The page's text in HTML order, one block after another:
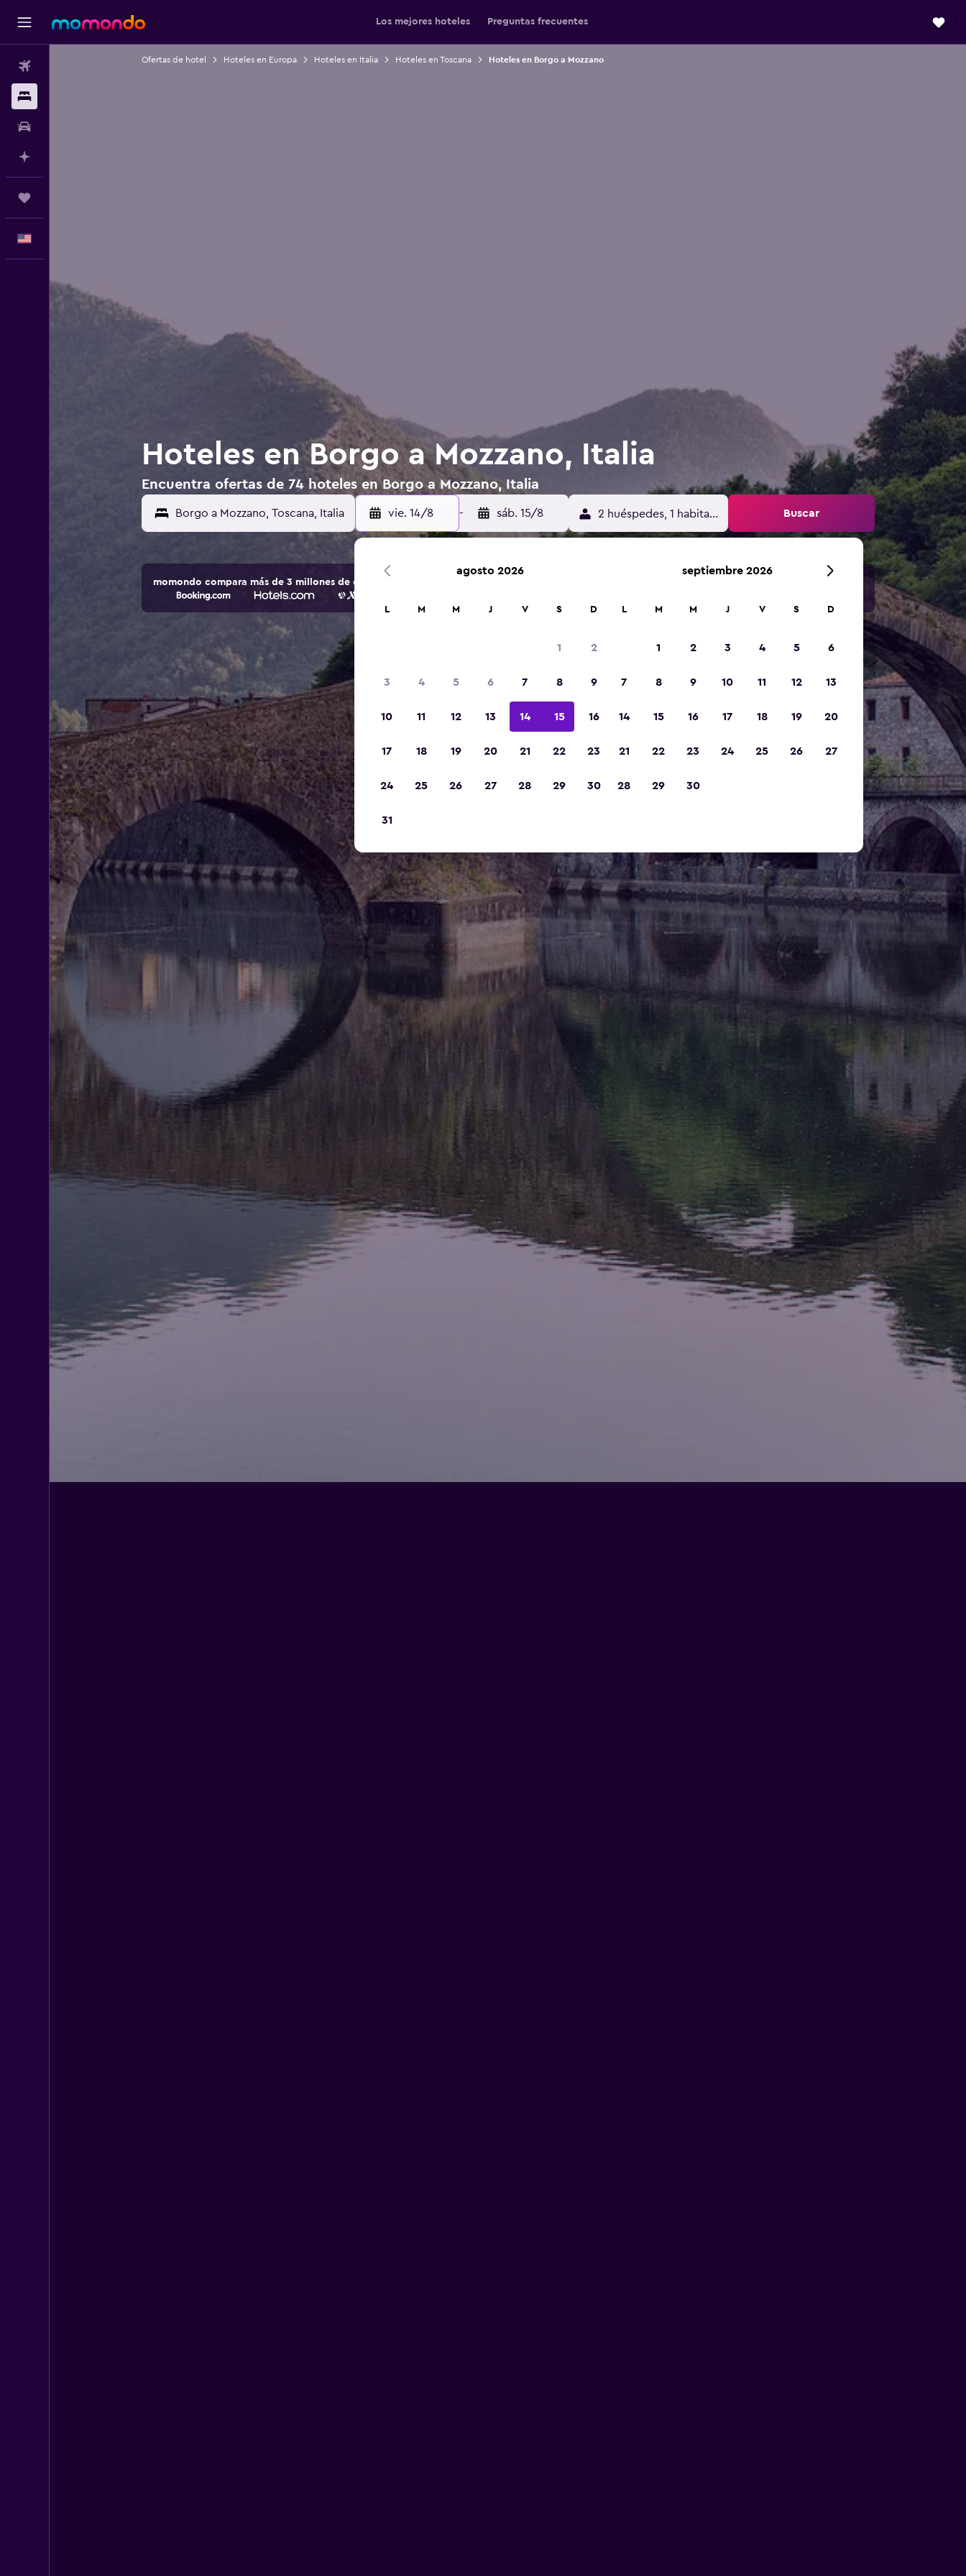
Los mejores hoteles Preguntas frecuentes
Ofertas de hotel Hoteles en Europa Hoteles en Italia Hoteles en Toscana Hoteles en Borgo a Mozzano
Hoteles en Borgo a Mozzano, Italia
Encuentra ofertas de 74 hoteles en Borgo a Mozzano, Italia
vie. 14/8 - sáb. 15/8 2 huéspedes, 1 habitación Buscar
momondo compara más de 3 millones de opciones de hoteles y alojamientos.
agosto 2026
L M M J V S D
1 2
3 4 5 6 7 8 9
10 11 12 13 14 15 16
17 18 19 20 21 22 23
24 25 26 27 28 29 30
31
septiembre 2026
L M M J V S D
1 2 3 4 5 6
7 8 9 10 11 12 13
14 15 16 17 18 19 20
21 22 23 24 25 26 27
28 29 30